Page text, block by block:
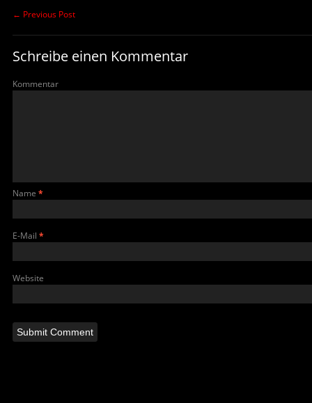
← Previous Post
Schreibe einen Kommentar
Kommentar
Name *
E-Mail *
Website